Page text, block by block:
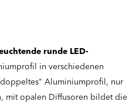
runde LED-
in verschiedenen
Aluminiumprofil, nur
mit opalen Diffusoren bildet die